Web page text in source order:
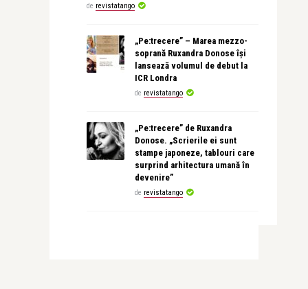
de revistatango
„Pe:trecere” – Marea mezzo-
soprană Ruxandra Donose își
lansează volumul de debut la
ICR Londra
de revistatango
„Pe:trecere” de Ruxandra
Donose. „Scrierile ei sunt
stampe japoneze, tablouri care
surprind arhitectura umană în
devenire”
de revistatango